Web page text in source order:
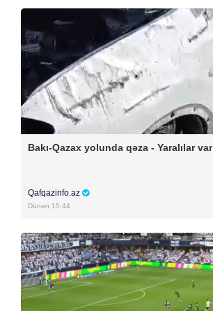
Bakı-Qazax yolunda qəza - Yaralılar var
Qafqazinfo.az
Dünən 15:44